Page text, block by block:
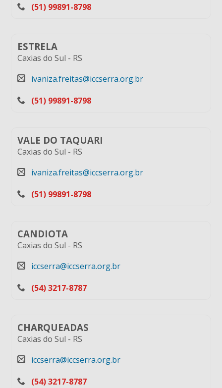
(51) 99891-8798
ESTRELA
Caxias do Sul - RS
ivaniza.freitas@iccserra.org.br
(51) 99891-8798
VALE DO TAQUARI
Caxias do Sul - RS
ivaniza.freitas@iccserra.org.br
(51) 99891-8798
CANDIOTA
Caxias do Sul - RS
iccserra@iccserra.org.br
(54) 3217-8787
CHARQUEADAS
Caxias do Sul - RS
iccserra@iccserra.org.br
(54) 3217-8787